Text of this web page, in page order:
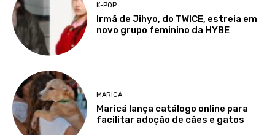
K-POP
Irmã de Jihyo, do TWICE, estreia em
novo grupo feminino da HYBE
MARICÁ
Maricá lança catálogo online para
facilitar adoção de cães e gatos